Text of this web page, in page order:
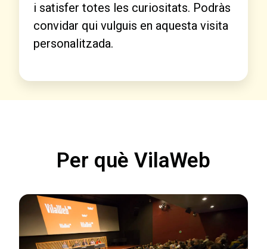
i satisfer totes les curiositats. Podràs
convidar qui vulguis en aquesta visita
personalitzada.
Per què VilaWeb